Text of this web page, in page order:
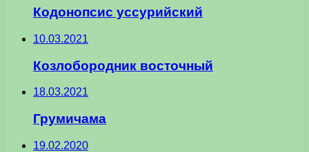
Кодонопсис уссурийский
10.03.2021
Козлобородник восточный
18.03.2021
Грумичама
19.02.2020